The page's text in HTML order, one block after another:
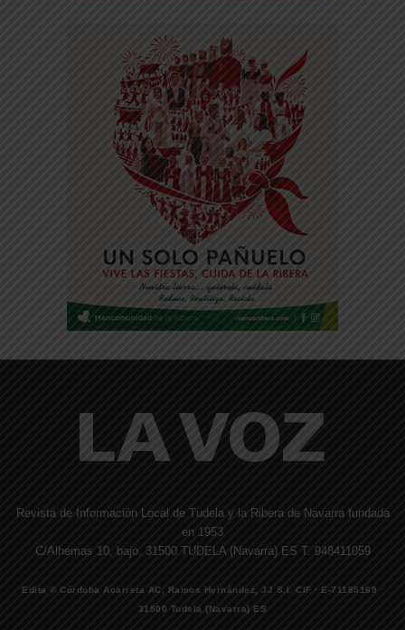
Revista de Información Local de Tudela y la Ribera de Navarra fundada
en 1953
C/Alhemas 10, bajo. 31500 TUDELA (Navarra) ES T. 948411059
Edita © Córdoba Acarreta AC, Ramos Hernández, JJ S.I. CIF · E-71185169 ·
31500 Tudela (Navarra) ES